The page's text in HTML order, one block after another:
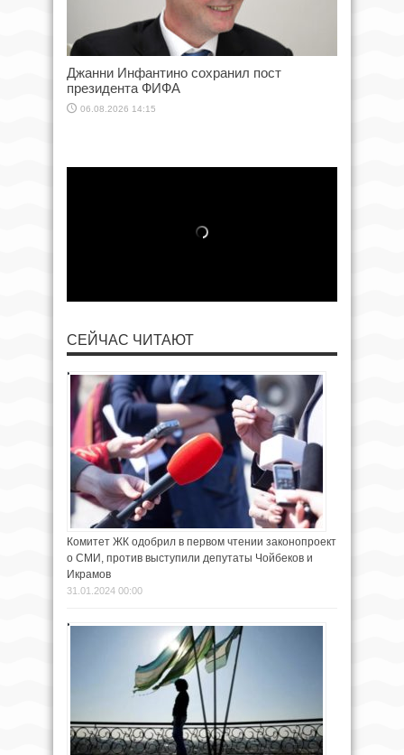
Джанни Инфантино сохранил пост
президента ФИФА
06.08.2026 14:15
СЕЙЧАС ЧИТАЮТ
Комитет ЖК одобрил в первом чтении законопроект
о СМИ, против выступили депутаты Чойбеков и
Икрамов
31.01.2024 00:00